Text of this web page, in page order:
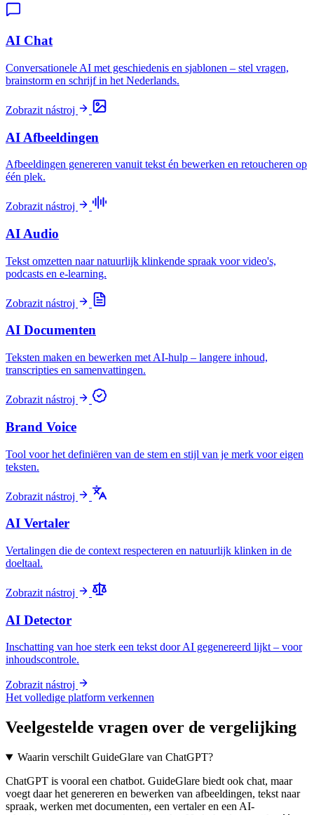
AI Chat
Conversationele AI met geschiedenis en sjablonen – stel vragen,
brainstorm en schrijf in het Nederlands.
Zobrazit nástroj
AI Afbeeldingen
Afbeeldingen genereren vanuit tekst én bewerken en retoucheren op
één plek.
Zobrazit nástroj
AI Audio
Tekst omzetten naar natuurlijk klinkende spraak voor video's,
podcasts en e-learning.
Zobrazit nástroj
AI Documenten
Teksten maken en bewerken met AI-hulp – langere inhoud,
transcripties en samenvattingen.
Zobrazit nástroj
Brand Voice
Tool voor het definiëren van de stem en stijl van je merk voor eigen
teksten.
Zobrazit nástroj
AI Vertaler
Vertalingen die de context respecteren en natuurlijk klinken in de
doeltaal.
Zobrazit nástroj
AI Detector
Inschatting van hoe sterk een tekst door AI gegenereerd lijkt – voor
inhoudscontrole.
Zobrazit nástroj
Het volledige platform verkennen
Veelgestelde vragen over de vergelijking
Waarin verschilt GuideGlare van ChatGPT?
ChatGPT is vooral een chatbot. GuideGlare biedt ook chat, maar
voegt daar het genereren en bewerken van afbeeldingen, tekst naar
spraak, werken met documenten, een vertaler en een AI-